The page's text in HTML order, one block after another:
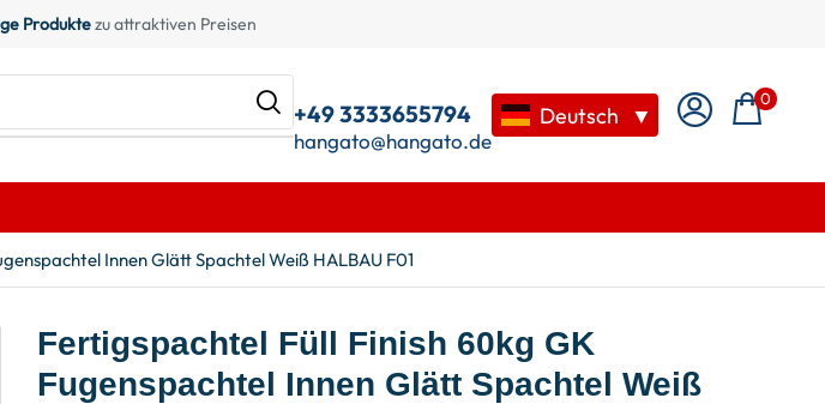
Produktezu attraktiven Preisen
+49 3333655794
hangato@hangato.de
Deutsch ▼
0
Innen Glätt Spachtel Weiß HALBAU F01
Fertigspachtel Füll Finish 60kg GK
Fugenspachtel Innen Glätt Spachtel Weiß